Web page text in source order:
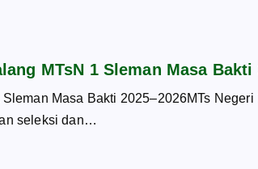
MTsN 1 Sleman Masa Bakti
Masa Bakti 2025–2026MTs
seleksi dan…